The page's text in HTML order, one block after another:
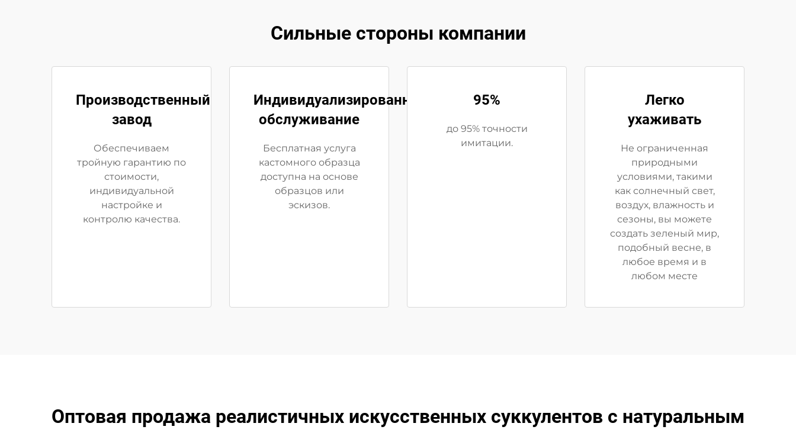
Сильные стороны компании
Производственный
завод
Обеспечиваем
тройную гарантию по
стоимости,
индивидуальной
настройке и
контролю качества.
Индивидуализированное
обслуживание
Бесплатная услуга
кастомного образца
доступна на основе
образцов или
эскизов.
95%
до 95% точности
имитации.
Легко
ухаживать
Не ограниченная
природными
условиями, такими
как солнечный свет,
воздух, влажность и
сезоны, вы можете
создать зеленый мир,
подобный весне, в
любое время и в
любом месте
Оптовая продажа реалистичных искусственных суккулентов с натуральным